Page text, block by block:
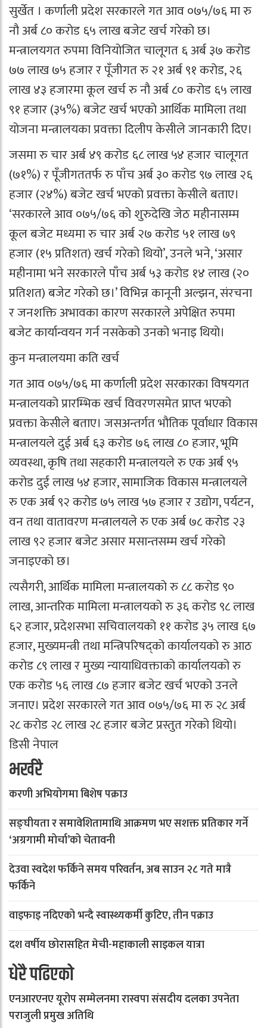
सुर्खेत । कर्णाली प्रदेश सरकारले गत आव ०७५/७६ मा रु
नौ अर्ब ८० करोड ६५ लाख बजेट खर्च गरेको छ।
मन्त्रालयगत रुपमा विनियोजित चालूगत ६ अर्ब ३७ करोड
७७ लाख ७५ हजार र पूँजीगत रु २१ अर्ब ९१ करोड, २६
लाख ४३ हजारमा कूल खर्च रु नौ अर्ब ८० करोड ६५ लाख
९१ हजार (३५%) बजेट खर्च भएको आर्थिक मामिला तथा
योजना मन्त्रालयका प्रवक्ता दिलीप केसीले जानकारी दिए।
जसमा रु चार अर्ब ४९ करोड ६८ लाख ५४ हजार चालूगत
(७१%) र पूँजीगततर्फ रु पाँच अर्ब ३० करोड ९७ लाख २६
हजार (२४%) बजेट खर्च भएको प्रवक्ता केसीले बताए।
‘सरकारले आव ०७५/७६ को शुरुदेखि जेठ महीनासम्म
कूल बजेट मध्यमा रु चार अर्ब २७ करोड ५१ लाख ७९
हजार (१५ प्रतिशत) खर्च गरेको थियो’, उनले भने, ‘असार
महीनामा भने सरकारले पाँच अर्ब ५३ करोड १४ लाख (२०
प्रतिशत) बजेट गरेको छ।’ विभिन्न कानूनी अल्झन, संरचना
र जनशक्ति अभावका कारण सरकारले अपेक्षित रुपमा
बजेट कार्यान्वयन गर्न नसकेको उनको भनाइ थियो।
कुन मन्त्रालयमा कति खर्च
गत आव ०७५/७६ मा कर्णाली प्रदेश सरकारका विषयगत
मन्त्रालयको प्रारम्भिक खर्च विवरणसमेत प्राप्त भएको
प्रवक्ता केसीले बताए। जसअन्तर्गत भौतिक पूर्वाधार विकास
मन्त्रालयले दुई अर्ब ६३ करोड ७६ लाख ८० हजार, भूमि
व्यवस्था, कृषि तथा सहकारी मन्त्रालयले रु एक अर्ब ९५
करोड दुई लाख ५४ हजार, सामाजिक विकास मन्त्रालयले
रु एक अर्ब ९२ करोड ७५ लाख ५७ हजार र उद्योग, पर्यटन,
वन तथा वातावरण मन्त्रालयले रु एक अर्ब ७८ करोड २३
लाख ९२ हजार बजेट असार मसान्तसम्म खर्च गरेको
जनाइएको छ।
त्यसैगरी, आर्थिक मामिला मन्त्रालयको रु ८८ करोड ९०
लाख, आन्तरिक मामिला मन्त्रालयको रु ३६ करोड ९८ लाख
६२ हजार, प्रदेशसभा सचिवालयको ११ करोड ३५ लाख ६७
हजार, मुख्यमन्त्री तथा मन्त्रिपरिषद्को कार्यालयको रु आठ
करोड ८९ लाख र मुख्य न्यायाधिवक्ताको कार्यालयको रु
एक करोड ५६ लाख ८७ हजार बजेट खर्च भएको उनले
जनाए। प्रदेश सरकारले गत आव ०७५/७६ मा रु २८ अर्ब
२८ करोड २८ लाख २८ हजार बजेट प्रस्तुत गरेको थियो।
डिसी नेपाल
भर्खरै
करणी अभियोगमा बिशेष पक्राउ
सङ्घीयता र समावेशितामाथि आक्रमण भए सशक्त प्रतिकार गर्ने
‘अग्रगामी मोर्चा’को चेतावनी
देउवा स्वदेश फर्किने समय परिवर्तन, अब साउन २८ गते मात्रै
फर्किने
वाइफाइ नदिएको भन्दै स्वास्थ्यकर्मी कुटिए, तीन पक्राउ
दश वर्षीय छोरासहित मेची-महाकाली साइकल यात्रा
धेरै पढिएको
एनआरएनए यूरोप सम्मेलनमा रास्वपा संसदीय दलका उपनेता
पराजुली प्रमुख अतिथि